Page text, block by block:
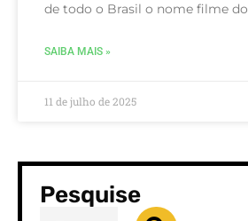
de todo o Brasil o nome filme do
SAIBA MAIS »
11 de julho de 2025
Pesquise